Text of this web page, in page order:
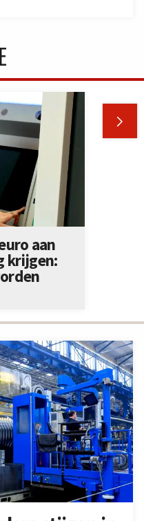

aan
krijgen: